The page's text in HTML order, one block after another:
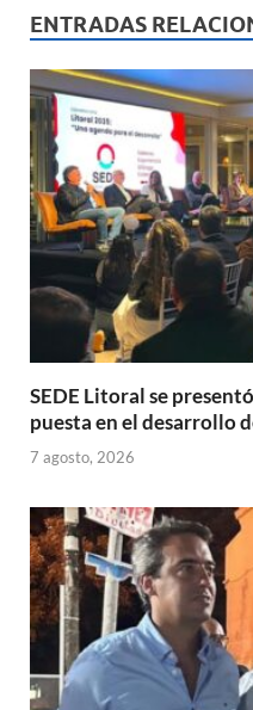
s
A
p
p
b
o
o
k
ENTRADAS
SEDE Litoral se
puesta en el desarrollo
7 agosto, 2026